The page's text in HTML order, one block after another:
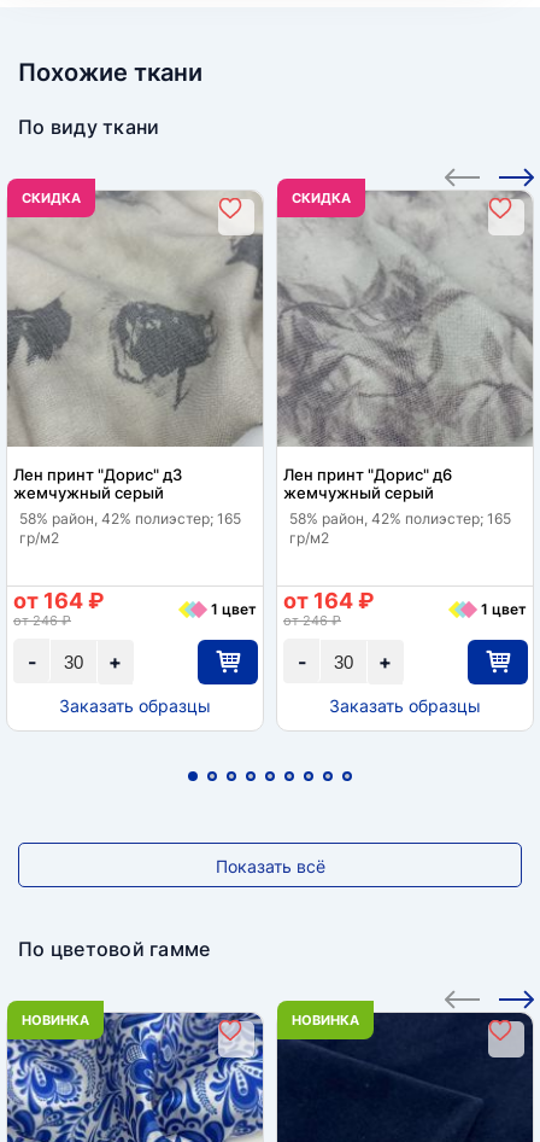
Похожие ткани
По виду ткани
CКИДКА
Лен принт "Дорис" д3
жемчужный серый
58% район, 42% полиэстер; 165
гр/м2
+
-
от 164 ₽
от 246 ₽
1 цвет
Заказать образцы
CКИДКА
Лен принт "Дорис" д6
жемчужный серый
58% район, 42% полиэстер; 165
гр/м2
+
-
от 164 ₽
от 246 ₽
1 цвет
Заказать образцы
Показать всё
По цветовой гамме
НОВИНКА НОВИНКА